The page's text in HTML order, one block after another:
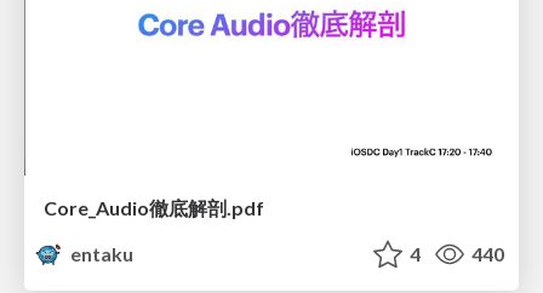
Core_Audio徹底解剖.pdf
entaku
4 440